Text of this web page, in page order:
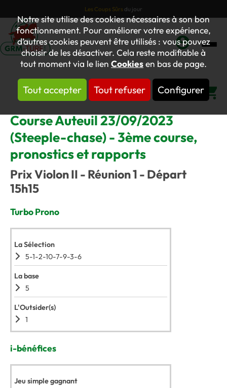
Notre site utilise des cookies nécessaires à son bon
fonctionnement. Pour améliorer votre expérience,
d’autres cookies peuvent être utilisés : vous pouvez
choisir de les désactiver. Cela reste modifiable à
tout moment via le lien Cookiesen bas de page.
Tout accepter Tout refuser Configurer
Les Coups Sûrs du jour
Mon
compte
Course Auteuil 23/09/2023
(Steeple-chase) - 3ème course,
pronostics et rapports
Prix Violon II - Réunion 1 - Départ
15h15
Turbo Prono
La Sélection
5-1-2-10-7-9-3-6
La base
5
L'Outsider(s)
1
i-bénéfices
Jeu simple gagnant